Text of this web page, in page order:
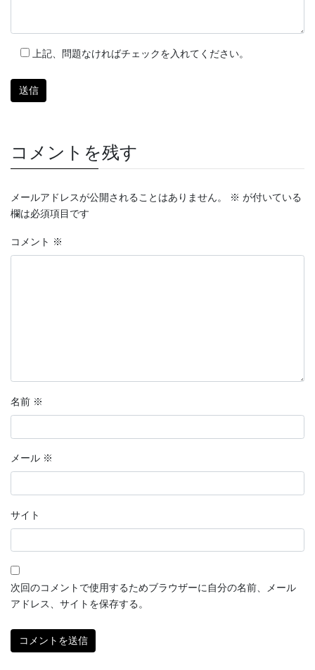
上記、問題なければチェックを入れてください。
コメントを残す
メールアドレスが公開されることはありません。 ※ が付いている
欄は必須項目です
コメント ※
名前 ※
メール ※
サイト
次回のコメントで使用するためブラウザーに自分の名前、メール
アドレス、サイトを保存する。